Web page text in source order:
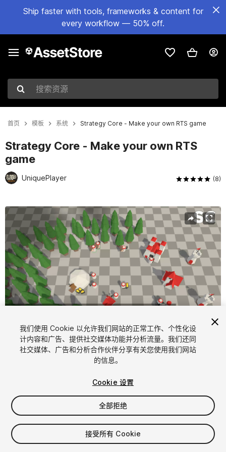
Ship faster with tools, frameworks & content for
every workflow — 50% off.
搜索资源
首页 模板 系统 Strategy Core - Make your own RTS game
Strategy Core - Make your own RTS
game
UniquePlayer (8)
当前幻灯片：1 / 14
1/14
$135
增值税将在结算时计算
我们使用 Cookie 以允许我们网站的正常工作、个性化设
计内容和广告、提供社交媒体功能并分析流量。我们还同
社交媒体、广告和分析合作伙伴分享有关您使用我们网站
的信息。
Cookie 设置
全部拒绝
接受所有 Cookie